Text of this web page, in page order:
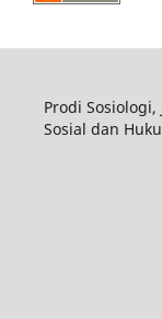
Prodi
Sosial dan